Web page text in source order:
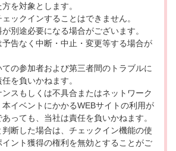
を対象とします。
ックインすることはできません。
別途必要になる場合がございます。
告なく中断・中止・変更等する場合が
の参加者および第三者間のトラブルに
を負いかねます。
スもしくは不具合またはネットワーク
イベントにかかるWEBサイトの利用が
っても、当社は責任を負いかねます。
断した場合は、チェックイン機能の使
イント獲得の権利を無効とすることがご